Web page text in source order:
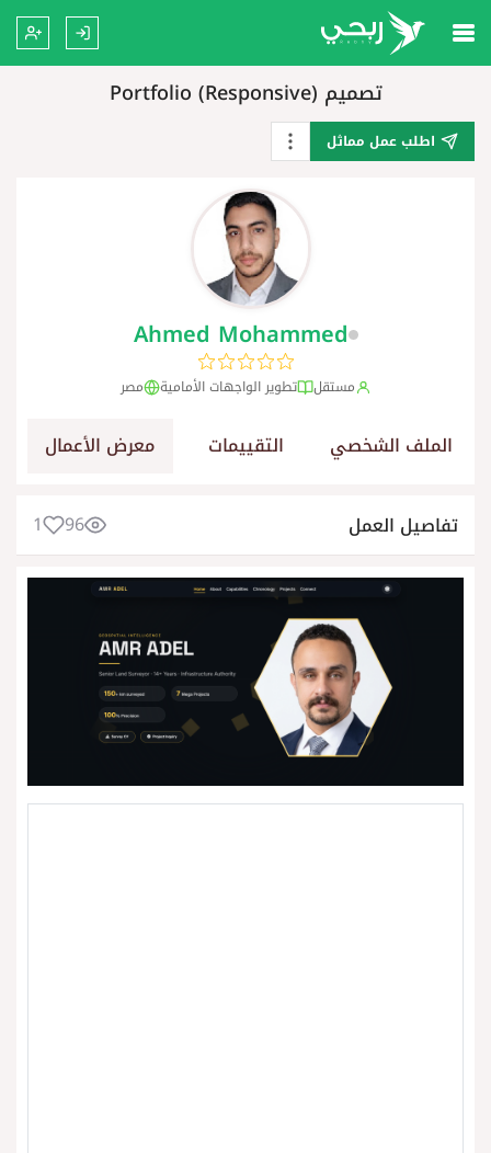
تصميم Portfolio (Responsive)
اطلب عمل مماثل
Ahmed Mohammed
مستقل تطوير الواجهات الأمامية مصر
الملف الشخصي التقييمات معرض الأعمال
تفاصيل العمل 96
1